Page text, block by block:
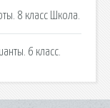
8 класс Школа.
6 класс.